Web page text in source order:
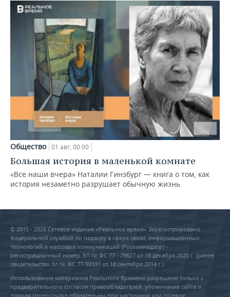
Общество 01 авг, 00:00
Большая история в маленькой комнате
«Все наши вчера» Наталии Гинзбург — книга о том, как
история незаметно разрушает обычную жизнь
© 2015 - 2026 Сетевое издание «Реальное время» Зарегистрировано
Федеральной службой по надзору в сфере связи, информационных
технологий и массовых коммуникаций (Роскомнадзор) –
регистрационный номер ЭЛ № ФС 77 - 79627 от 18 декабря 2020 г. (ранее
свидетельство Эл № ФС 77-59331 от 18 сентября 2014 г.)
Использование материалов Реального Времени разрешено только с
предварительного согласия правообладателей, упоминание сайта и
прямая гиперссылка обязательны при частичном или полном